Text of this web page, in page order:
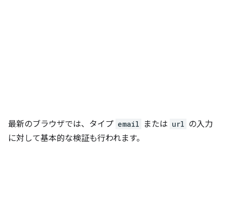
最新のブラウザでは、タイプ email または url の入力
に対して基本的な検証も行われます。